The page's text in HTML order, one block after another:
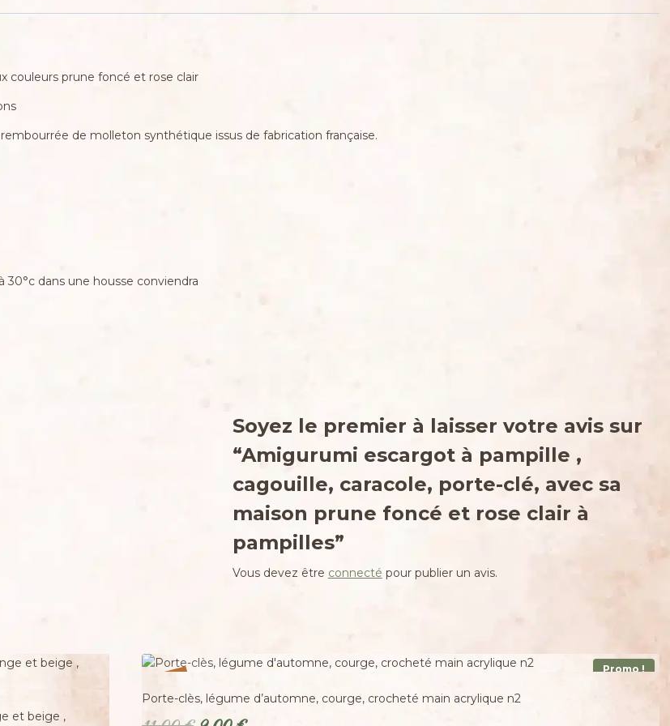
couleurs prune foncé et rose clair
de molleton synthétique issus de fabrication française.
30°c dans une housse conviendra
Soyez le premier à laisser votre avis sur
“Amigurumi escargot à pampille ,
cagouille, caracole, porte-clé, avec sa
maison prune foncé et rose clair à
pampilles”
Vous devez être connecté pour publier un avis.
et beige ,
Promo !
Porte-clès, légume d’automne, courge, crocheté main acrylique n2